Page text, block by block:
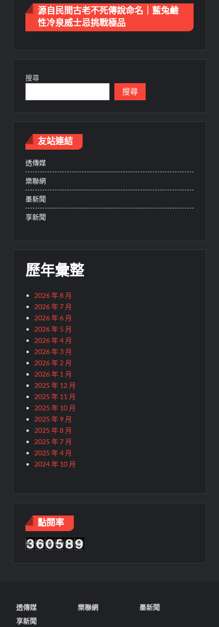
源自民間古老不死傳說命名｜藍兔鹼
性冷泉威士忌挑戰極品
搜尋
搜尋
友站連結
透傳媒
樂聯網
墨新聞
享新聞
歷年彙整
2026 年 8 月
2026 年 7 月
2026 年 6 月
2026 年 5 月
2026 年 4 月
2026 年 3 月
2026 年 2 月
2026 年 1 月
2025 年 12 月
2025 年 11 月
2025 年 10 月
2025 年 9 月
2025 年 8 月
2025 年 7 月
2025 年 4 月
2024 年 10 月
點閱率
透傳媒 樂聯網
墨新聞
享新聞